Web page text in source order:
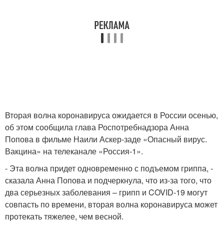
Вторая волна коронавируса ожидается в России осенью,
об этом сообщила глава Роспотребнадзора Анна
Попова в фильме Наили Аскер-заде «Опасный вирус.
Вакцина» на телеканале «Россия-1».
- Эта волна придет одновременно с подъемом гриппа, -
сказала Анна Попова и подчеркнула, что из-за того, что
два серьезных заболевания – грипп и COVID-19 могут
совпасть по времени, вторая волна коронавируса может
протекать тяжелее, чем весной.